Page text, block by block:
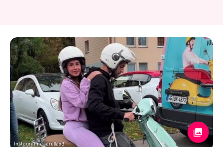
Instagram / sarellax3